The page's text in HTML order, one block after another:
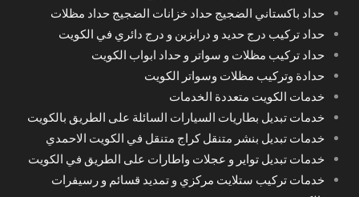
حداد باكستاني الضجيج حداد خزانات الضجيج حداد مظلات
حداد تركيب درج حديد و درابزين و درج دائري في الكويت
حداد تركيب مظلات و سواتر و حداد ابواب الكويت
حدادة وتركيب مظلات وسواتر الكويت
خدمات الكويت متعددة الخدمات
خدمات تبديل بطاريات السيارات السائلة على الطريق بالكويت
خدمات تبديل بنشر متنقل كراج متنقل في الكويت الاحمدي
خدمات تبديل تواير و عجلات واطارات على الطريق في الكويت
خدمات تركيب ستلايت مركزي و تمديد قسائم و رسيفرات